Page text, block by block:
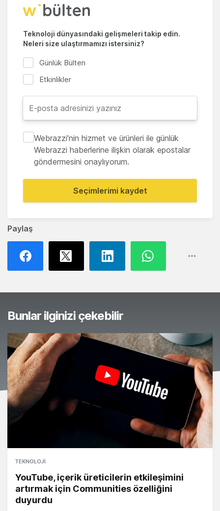
Paylaş
Teknoloji dünyasındaki gelişmeleri takip edin.
Neleri size ulaştırmamızı istersiniz?
Günlük Bülten
Etkinlikler
Webrazzi'nin hizmet ve ürünleri ile günlük
Webrazzi haberlerine ilişkin olarak epostalar
göndermesini onaylıyorum.
Seçimlerimi kaydet
Bunlar ilginizi çekebilir
TEKNOLOJI
YouTube, içerik üreticilerin etkileşimini
artırmak için Communities özelliğini
duyurdu